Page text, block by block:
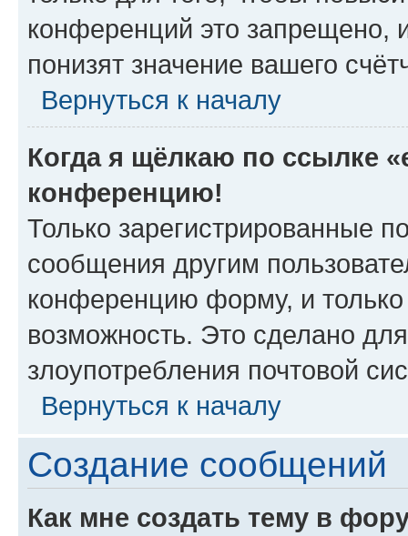
конференций это запрещено,
понизят значение вашего
Вернуться к началу
Когда я щёлкаю по ссылке
конференцию!
Только зарегистрированные
сообщения другим
конференцию форму, и
возможность. Это сделано
злоупотребления почтовой
Вернуться к началу
Создание сообщений
Как мне создать тему в